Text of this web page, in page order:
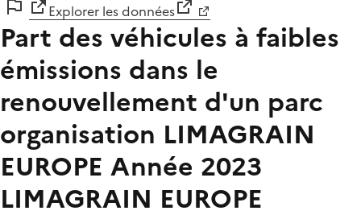
Explorer les données
Part des véhicules à faibles
émissions dans le
renouvellement d'un parc
organisation LIMAGRAIN
EUROPE Année 2023
LIMAGRAIN EUROPE